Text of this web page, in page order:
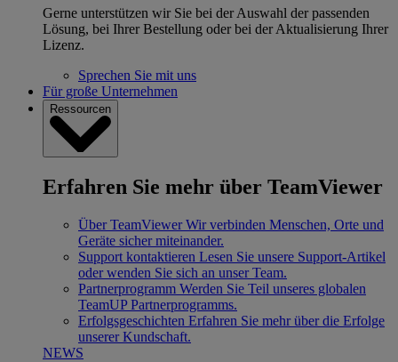
Gerne unterstützen wir Sie bei der Auswahl der passenden
Lösung, bei Ihrer Bestellung oder bei der Aktualisierung Ihrer
Lizenz.
Sprechen Sie mit uns
Für große Unternehmen
Ressourcen
Erfahren Sie mehr über TeamViewer
Über TeamViewer Wir verbinden Menschen, Orte und
Geräte sicher miteinander.
Support kontaktieren Lesen Sie unsere Support-Artikel
oder wenden Sie sich an unser Team.
Partnerprogramm Werden Sie Teil unseres globalen
TeamUP Partnerprogramms.
Erfolgsgeschichten Erfahren Sie mehr über die Erfolge
unserer Kundschaft.
NEWS